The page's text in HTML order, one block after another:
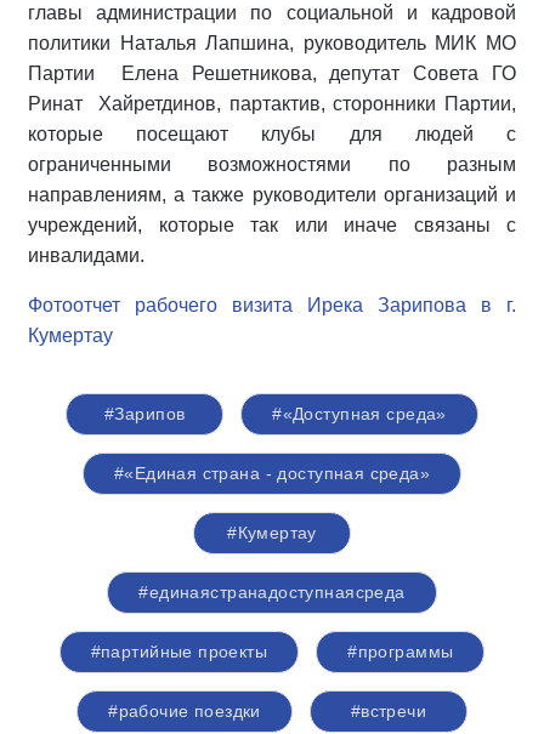
главы администрации по социальной и кадровой
политики Наталья Лапшина, руководитель МИК МО
Партии Елена Решетникова, депутат Совета ГО
Ринат Хайретдинов, партактив, сторонники Партии,
которые посещают клубы для людей с
ограниченными возможностями по разным
направлениям, а также руководители организаций и
учреждений, которые так или иначе связаны с
инвалидами.
Фотоотчет рабочего визита Ирека Зарипова в г.
Кумертау
#Зарипов #«Доступная среда»
#«Единая страна - доступная среда»
#Кумертау
#единаястранадоступнаясреда
#партийные проекты #программы
#рабочие поездки #встречи